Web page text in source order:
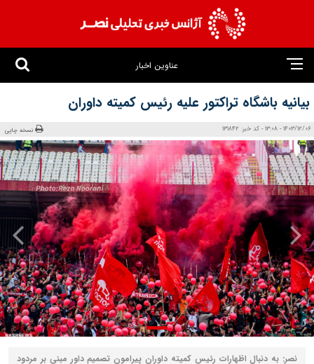
عناوین اخبار
بیانیه باشگاه تراکتور علیه رئیس کمیته داوران
1403/12/06 - 13:08 - کد خبر: 131842 نسخه چاپی
نصر: به دنبال اظهارات رئیس کمیته داوران پیرامون تصمیم داور مبنی بر مردود